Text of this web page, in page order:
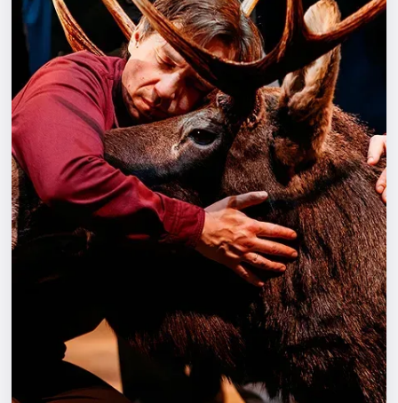
Спорт
События
Города
Площадки
Артисты
Рейтинги